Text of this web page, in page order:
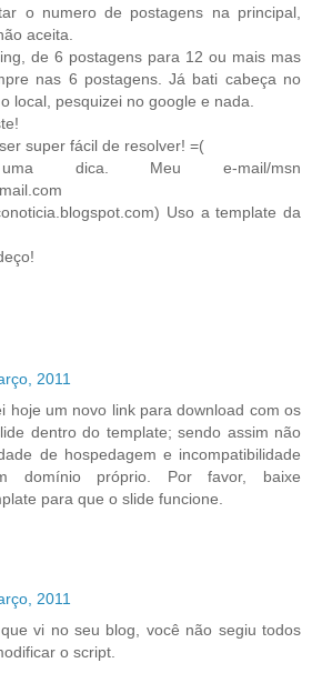
o numero de postagens na principal,
aceita.
de 6 postagens para 12 ou mais mas
nas 6 postagens. Já bati cabeça no
local, pesquizei no google e nada.
super fácil de resolver! =(
dica. Meu e-mail/msn
Uso a template da
2011
hoje um novo link para download com os
dentro do template; sendo assim não
de hospedagem e incompatibilidade
domínio próprio. Por favor, baixe
para que o slide funcione.
2011
vi no seu blog, você não segiu todos
o script.